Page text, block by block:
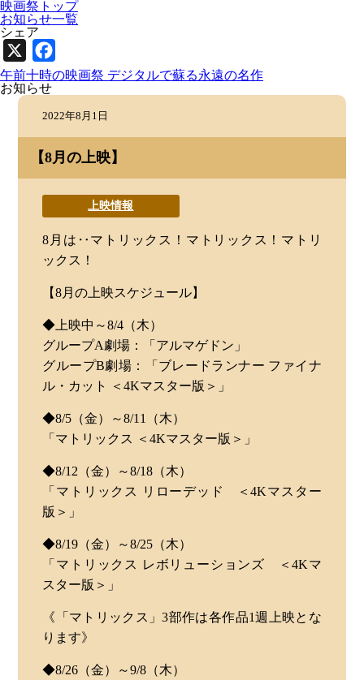
映画祭トップ
お知らせ一覧
シェア
X
午前十時の映画祭 デジタルで蘇る永遠の名作
お知らせ
2022年8月1日
【8月の上映】
上映情報
8月は‥マトリックス！マトリックス！マトリ
ックス！
【8月の上映スケジュール】
◆上映中～8/4（木）
グループA劇場：「アルマゲドン」
グループB劇場：「ブレードランナー ファイナ
ル・カット ＜4Kマスター版＞」
◆8/5（金）～8/11（木）
「マトリックス ＜4Kマスター版＞」
◆8/12（金）～8/18（木）
「マトリックス リローデッド ＜4Kマスター
版＞」
◆8/19（金）～8/25（木）
「マトリックス レボリューションズ ＜4Kマ
スター版＞」
《「マトリックス」3部作は各作品1週上映とな
ります》
◆8/26（金）～9/8（木）